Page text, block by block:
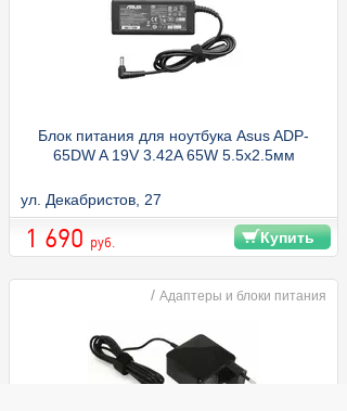
Блок питания для ноутбука Asus ADP-
65DW A 19V 3.42A 65W 5.5x2.5мм
ул. Декабристов, 27
1 690 руб. Купить
/ Адаптеры и блоки питания